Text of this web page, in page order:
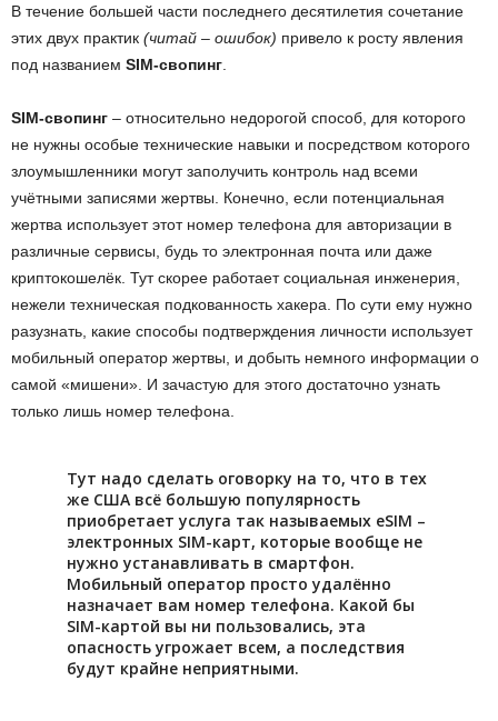
В течение большей части последнего десятилетия сочетание
этих двух практик (читай – ошибок) привело к росту явления
под названием SIM-свопинг
SIM-свопинг – относительно недорогой способ, для которого
не нужны особые технические навыки и посредством которого
злоумышленники могут заполучить контроль над всеми
учётными записями жертвы. Конечно, если потенциальная
жертва использует этот номер телефона для авторизации в
различные сервисы, будь то электронная почта или даже
криптокошелёк. Тут скорее работает социальная инженерия,
нежели техническая подкованность хакера. По сути ему нужно
разузнать, какие способы подтверждения личности использует
мобильный оператор жертвы, и добыть немного информации о
самой «мишени». И зачастую для этого достаточно узнать
только лишь номер телефона.
Тут надо сделать оговорку на то, что в тех
же США всё большую популярность
приобретает услуга так называемых eSIM –
электронных SIM-карт, которые вообще не
нужно устанавливать в смартфон.
Мобильный оператор просто удалённо
назначает вам номер телефона. Какой бы
SIM-картой вы ни пользовались, эта
опасность угрожает всем, а последствия
будут крайне неприятными.